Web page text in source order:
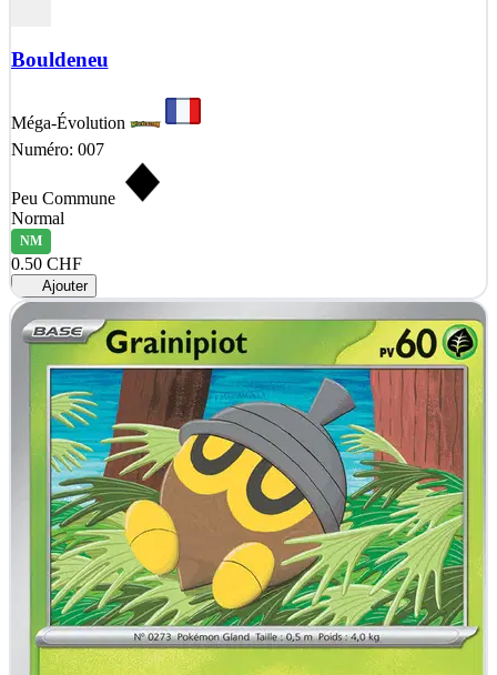
Bouldeneu
Méga-Évolution
Numéro: 007
Peu Commune
Normal
NM
0.50 CHF
Ajouter